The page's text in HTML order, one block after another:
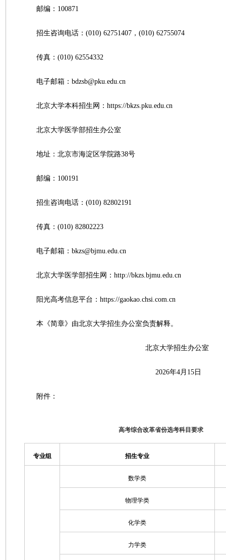
邮编：100871
招生咨询电话：(010) 62751407，(010) 62755074
传真：(010) 62554332
电子邮箱：bdzsb@pku.edu.cn
北京大学本科招生网：https://bkzs.pku.edu.cn
北京大学医学部招生办公室
地址：北京市海淀区学院路38号
邮编：100191
招生咨询电话：(010) 82802191
传真：(010) 82802223
电子邮箱：bkzs@bjmu.edu.cn
北京大学医学部招生网：http://bkzs.bjmu.edu.cn
阳光高考信息平台：https://gaokao.chsi.com.cn
本《简章》由北京大学招生办公室负责解释。
北京大学招生办公室
2026年4月15日
附件：
高考综合改革省份选考科目要求
专业组 招生专业
数学类
物理学类
化学类
力学类